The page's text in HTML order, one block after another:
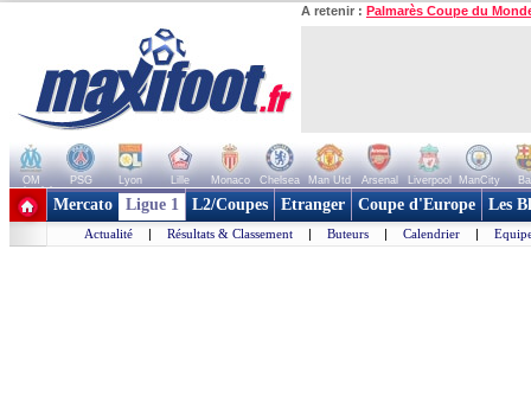
A retenir : Palmarès Coupe du
OM PSG Lyon Lille Monaco Chelsea Man Utd Arsenal Liverpool ManCity
+ de clubs
Mercato Ligue 1 L2/Coupes Etranger Coupe d'Europe Les
Actualité | Résultats & Classement | Buteurs | Calendrier |